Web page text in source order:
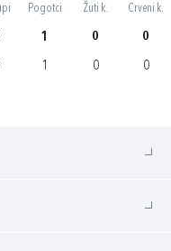
Pogotci Žuti k. Crveni k.
1 0 0
1 0 0